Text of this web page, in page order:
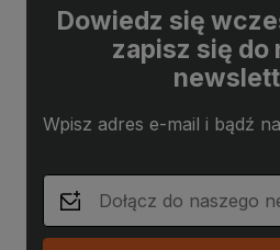
Dowiedz się
zapisz się do
Wpisz adres e-mail i bądź